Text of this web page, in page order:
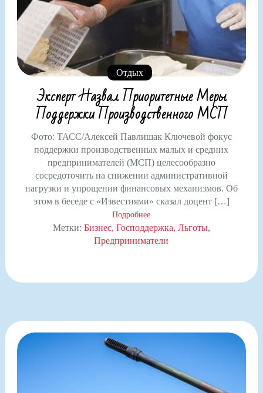
Отдых
Эксперт Назвал Приоритетные Меры
Поддержки Производственного МСП
Фото: ТАСС/Алексей Павлишак Ключевой фокус
поддержки производственных малых и средних
предпринимателей (МСП) целесообразно
сосредоточить на снижении административной
нагрузки и упрощении финансовых механизмов. Об
этом в беседе с «Известиями» сказал доцент […]
Подробнее
Метки: Бизнес Господдержка Льготы
Предприниматели